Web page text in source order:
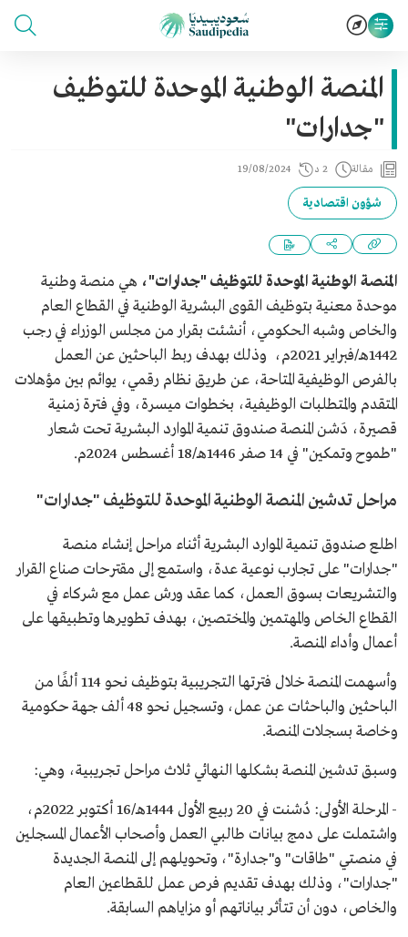
المنصة الوطنية الموحدة للتوظيف
"جدارات"
مقالة 2 د 19/08/2024
شؤون اقتصادية
المنصة الوطنية الموحدة للتوظيف "جدارات"، هي منصة وطنية
موحدة معنية بتوظيف القوى البشرية الوطنية في القطاع العام
والخاص وشبه الحكومي، أنشئت بقرار من مجلس الوزراء في رجب
1442هـ/فبراير 2021م، وذلك بهدف ربط الباحثين عن العمل
بالفرص الوظيفية المتاحة، عن طريق نظام رقمي، يوائم بين مؤهلات
المتقدم والمتطلبات الوظيفية، بخطوات ميسرة، وفي فترة زمنية
قصيرة، دَشن المنصة صندوق تنمية الموارد البشرية تحت شعار
"طموح وتمكين" في 14 صفر 1446هـ/18 أغسطس 2024م.
مراحل تدشين المنصة الوطنية الموحدة للتوظيف "جدارات"
اطلع صندوق تنمية الموارد البشرية أثناء مراحل إنشاء منصة
"جدارات" على تجارب نوعية عدة، واستمع إلى مقترحات صناع القرار
والتشريعات بسوق العمل، كما عقد ورش عمل مع شركاء في
القطاع الخاص والمهتمين والمختصين، بهدف تطويرها وتطبيقها على
أعمال وأداء المنصة.
وأسهمت المنصة خلال فترتها التجريبية بتوظيف نحو 114 ألفًا من
الباحثين والباحثات عن عمل، وتسجيل نحو 48 ألف جهة حكومية
وخاصة بسجلات المنصة.
وسبق تدشين المنصة بشكلها النهائي ثلاث مراحل تجريبية، وهي:
- المرحلة الأولى: دُشنت في 20 ربيع الأول 1444هـ/16 أكتوبر 2022م،
واشتملت على دمج بيانات طالبي العمل وأصحاب الأعمال المسجلين
في منصتي "طاقات" و"جدارة"، وتحويلهم إلى المنصة الجديدة
"جدارات"، وذلك بهدف تقديم فرص عمل للقطاعين العام
والخاص، دون أن تتأثر بياناتهم أو مزاياهم السابقة.